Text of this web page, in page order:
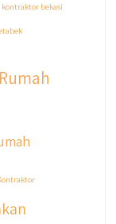
kontraktor bekasi